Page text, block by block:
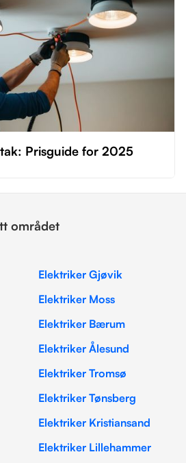
Prisguide for 2025
området
Elektriker Gjøvik
Elektriker Moss
Elektriker Bærum
Elektriker Ålesund
Elektriker Tromsø
Elektriker Tønsberg
Elektriker Kristiansand
Elektriker Lillehammer